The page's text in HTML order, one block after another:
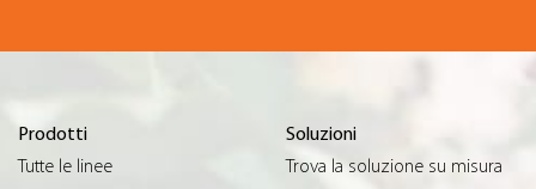
Prodotti
Tutte le linee
Soluzioni
Trova la soluzione su misura